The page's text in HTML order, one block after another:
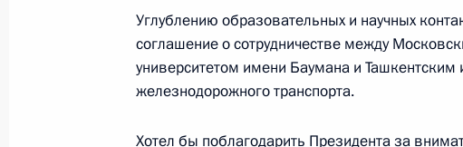
26 июля 2026 года
Разделы сайта
Информационные
Углублению образовательных и научных
соглашение о сотрудничестве между
университетом имени Баумана и Ташкентским
железнодорожного транспорта.
Хотел бы поблагодарить Президента за